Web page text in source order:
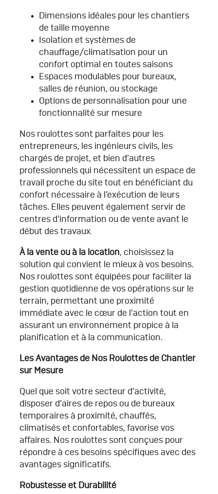
Dimensions idéales pour les chantiers
de taille moyenne
Isolation et systèmes de
chauffage/climatisation pour un
confort optimal en toutes saisons
Espaces modulables pour bureaux,
salles de réunion, ou stockage
Options de personnalisation pour une
fonctionnalité sur mesure
Nos roulottes sont parfaites pour les
entrepreneurs, les ingénieurs civils, les
chargés de projet, et bien d’autres
professionnels qui nécessitent un espace de
travail proche du site tout en bénéficiant du
confort nécessaire à l’exécution de leurs
tâches. Elles peuvent également servir de
centres d’information ou de vente avant le
début des travaux
À la vente ou à la location, choisissez la
solution qui convient le mieux à vos besoins.
Nos roulottes sont équipées pour faciliter la
gestion quotidienne de vos opérations sur le
terrain, permettant une proximité
immédiate avec le cœur de l’action tout en
assurant un environnement propice à la
planification et à la communication.
Les Avantages de Nos Roulottes de Chantier
sur Mesure
Quel que soit votre secteur d’activité,
disposer d’aires de repos ou de bureaux
temporaires à proximité, chauffés,
climatisés et confortables, favorise vos
affaires. Nos roulottes sont conçues pour
répondre à ces besoins spécifiques avec des
avantages significatifs.
Robustesse et Durabilité